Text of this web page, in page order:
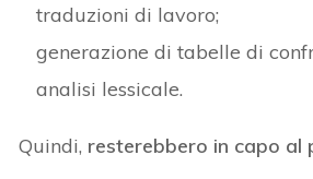
traduzioni di lavoro;
generazione di tabelle di
analisi lessicale.
Quindi, resterebbero in capo al